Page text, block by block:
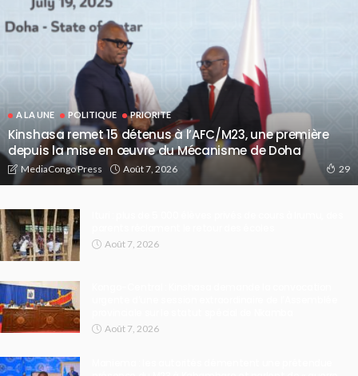
A LA UNE POLITIQUE PRIORITE
Kinshasa remet 15 détenus à l’AFC/M23, une première
depuis la mise en œuvre du Mécanisme de Doha
MediaCongo Press Août 7, 2026 29
Août 7, 2026
Août 7, 2026